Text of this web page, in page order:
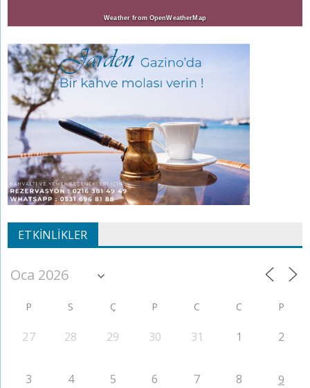
Weather from OpenWeatherMap
ETKINLIKLER
P S Ç P C C P
27 28 29 30 31 1 2
3 4 5 6 7 8 9